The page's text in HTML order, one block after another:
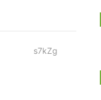
s7kZg